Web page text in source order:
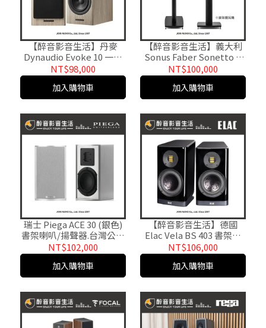
【醉音影音生活】丹麥
Dynaudio Evoke 10 一對
(多色) 書架型喇叭.2音路2
單體.公司貨
NT$98,000
加入購物車
【醉音影音生活】義大利
Sonus Faber Sonetto II
(多色) 書架型喇叭.2音路2
單體.公司貨
NT$100,000
加入購物車
瑞士 Piega ACE 30 (銀色)
書架喇叭/揚聲器.台灣公司
貨 醉音影音生活
NT$102,000
加入購物車
【醉音影音生活】德國
Elac Vela BS 403 書架喇
叭/揚聲器.台灣公司貨
NT$106,000
加入購物車